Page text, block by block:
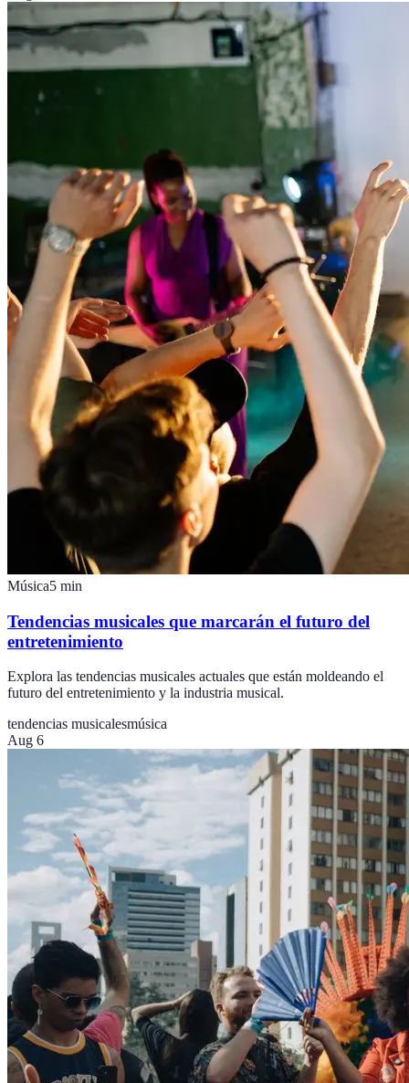
Música5 min
Tendencias musicales que marcarán el futuro del
entretenimiento
Explora las tendencias musicales actuales que están moldeando el
futuro del entretenimiento y la industria musical.
tendencias musicalesmúsica
Aug 6